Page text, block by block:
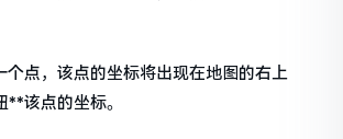
个点，该点的坐标将出现在地图的右上
该点的坐标。